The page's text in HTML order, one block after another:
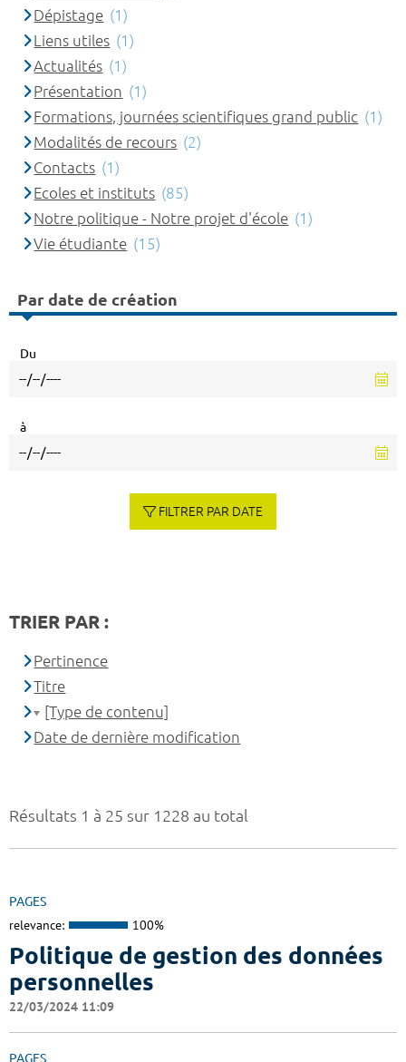
Résultats 1 à 25 sur 1228 au total
PAGES
relevance: 100%
Politique de gestion des données
personnelles
22/03/2024 11:09
PAGES
Dépistage (1)
Liens utiles (1)
Actualités (1)
Présentation (1)
Formations, journées scientifiques grand public (1)
Modalités de recours (2)
Contacts (1)
Ecoles et instituts (85)
Notre politique - Notre projet d'école (1)
Vie étudiante (15)
Par date de création
Du
à
FILTRER PAR DATE
TRIER PAR :
Pertinence
Titre
[Type de contenu]
Date de dernière modification